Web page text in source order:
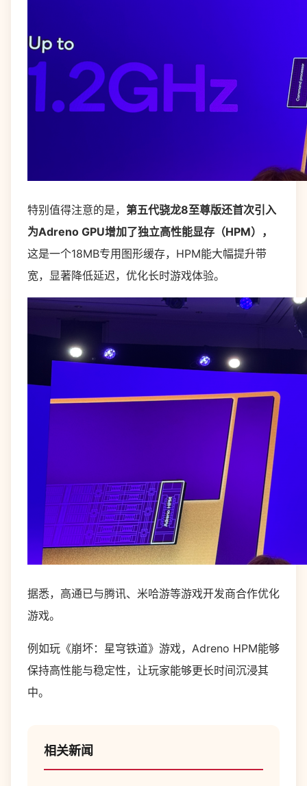
特别值得注意的是， 第五代骁龙8至尊版还首次引入
为Adreno GPU增加了独立高性能显存（HPM），
这是一个18MB专用图形缓存，HPM能大幅提升带
宽，显著降低延迟，优化长时游戏体验。
据悉，高通已与腾讯、米哈游等游戏开发商合作优化
游戏。
例如玩《崩坏：星穹铁道》游戏，Adreno HPM能够
保持高性能与稳定性，让玩家能够更长时间沉浸其
中。
相关新闻